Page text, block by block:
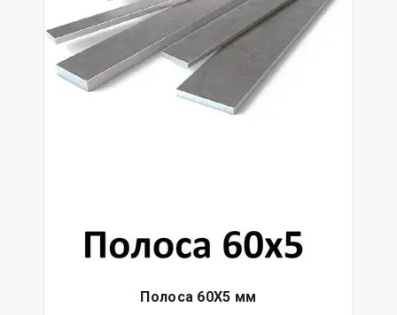
Полоса 60Х5 мм